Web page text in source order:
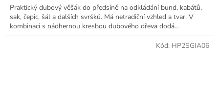
Praktický dubový věšák do předsíně na odkládání bund, kabátů,
sak, čepic, šál a dalších svršků. Má netradiční vzhled a tvar. V
kombinaci s nádhernou kresbou dubového dřeva dodá...
Kód: HP2SGIA06